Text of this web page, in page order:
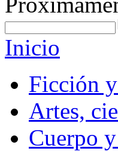
Inicio
Ficción
Artes,
Cuerpo